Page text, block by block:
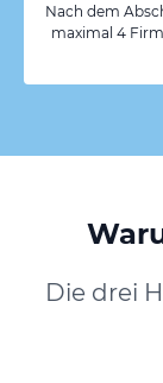
Nach dem
maximal 4
Die drei